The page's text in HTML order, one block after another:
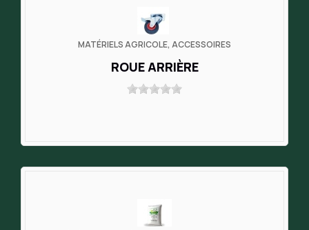
MATÉRIELS AGRICOLE, ACCESSOIRES
ROUE ARRIÈRE